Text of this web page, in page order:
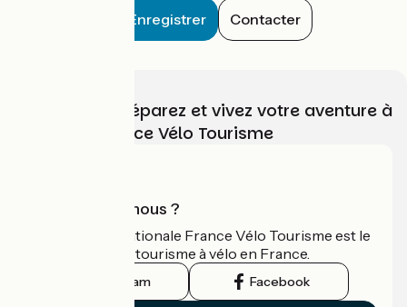
Enregistrer Contacter
Choisissez, préparez et vivez votre aventure à
vélo avec France Vélo Tourisme
Qui sommes-nous ?
L'association nationale France Vélo Tourisme est le
guide officiel du tourisme à vélo en France.
Instagram Facebook